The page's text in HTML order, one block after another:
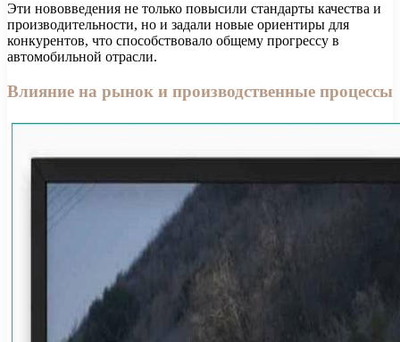
Эти нововведения не только повысили стандарты качества и
производительности, но и задали новые ориентиры для
конкурентов, что способствовало общему прогрессу в
автомобильной отрасли.
Влияние на рынок и производственные процессы